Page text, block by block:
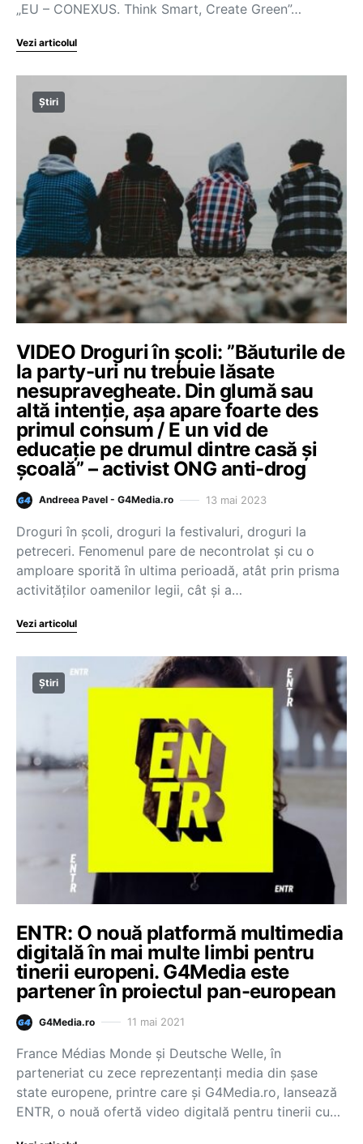
„EU – CONEXUS. Think Smart, Create Green”…
Vezi articolul
Știri
VIDEO Droguri în școli: ”Băuturile de
la party-uri nu trebuie lăsate
nesupravegheate. Din glumă sau
altă intenție, așa apare foarte des
primul consum / E un vid de
educație pe drumul dintre casă și
școală” – activist ONG anti-drog
Andreea Pavel - G4Media.ro 13 mai 2023
Droguri în școli, droguri la festivaluri, droguri la
petreceri. Fenomenul pare de necontrolat și cu o
amploare sporită în ultima perioadă, atât prin prisma
activităților oamenilor legii, cât și a…
Vezi articolul
Știri
ENTR: O nouă platformă multimedia
digitală în mai multe limbi pentru
tinerii europeni. G4Media este
partener în proiectul pan-european
G4Media.ro 11 mai 2021
France Médias Monde și Deutsche Welle, în
parteneriat cu zece reprezentanți media din șase
state europene, printre care și G4Media.ro, lansează
ENTR, o nouă ofertă video digitală pentru tinerii cu…